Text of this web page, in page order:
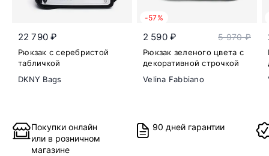
22 790 ₽
Рюкзак с серебристой
табличкой
DKNY Bags
-57%
2 590 ₽ 5 970 ₽
Рюкзак зеленого цвета с
декоративной строчкой
Velina Fabbiano
Покупки онлайн
или в розничном
магазине
90 дней гарантии